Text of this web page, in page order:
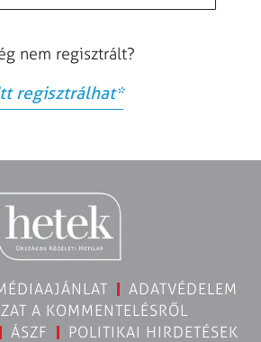
nem regisztrált?
regisztrálhat*
ADATVÉDELEM
A KOMMENTELÉSRŐL
ÁSZF
POLITIKAI HIRDETÉSEK